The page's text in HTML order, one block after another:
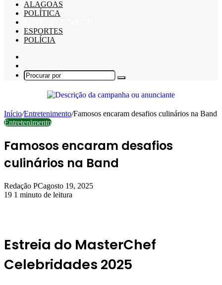
ALAGOAS
POLÍTICA
ESPORTES
POLÍCIA
skin
Procurar
Início/Entretenimento/Famosos encaram desafios culinários na Band
Entretenimento
Famosos encaram desafios
culinários na Band
Redação PCagosto 19, 2025
19 1 minuto de leitura
Estreia do MasterChef
Celebridades 2025